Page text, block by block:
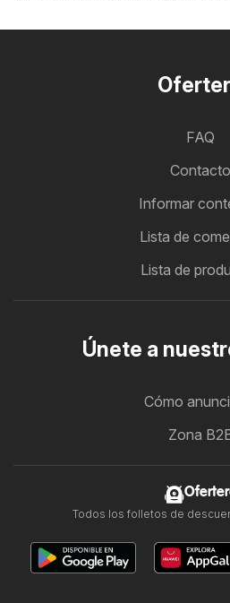
FAQ
Contacto
Informar
Lista de
Lista de
Únete a
Cómo
Zona
Todos los folletos de